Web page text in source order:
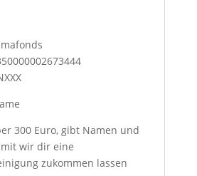
300 Euro, gibt Namen und
wir dir eine
zukommen lassen